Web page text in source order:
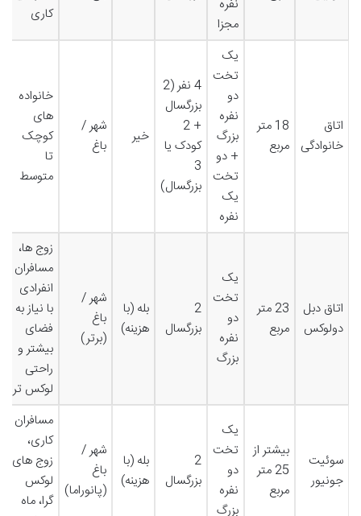
نفره
مجزا
کاری
اتاق
خانوادگی
18 متر
مربع
یک
تخت
دو
نفره
بزرگ
+ دو
تخت
یک
نفره
4 نفر (2
بزرگسال
+ 2
کودک یا
3
بزرگسال)
خیر
شهر /
باغ
خانواده
های
کوچک
تا
متوسط
اتاق دبل
دولوکس
23 متر
مربع
یک
تخت
دو
نفره
بزرگ
2
بزرگسال
بله (با
هزینه)
شهر /
باغ
(برتر)
زوج ها،
مسافران
انفرادی
با نیاز به
فضای
بیشتر و
راحتی
لوکس تر
سوئیت
جونیور
بیشتر از
25 متر
مربع
یک
تخت
دو
نفره
بزرگ
2
بزرگسال
بله (با
هزینه)
شهر /
باغ
(پانوراما)
مسافران
کاری،
زوج های
لوکس
گرا، ماه